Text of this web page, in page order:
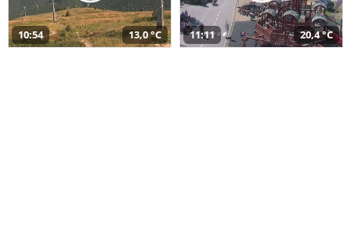
10:54 13,0 °C 11:11 20,4 °C